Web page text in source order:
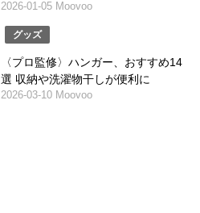
2026-01-05 Moovoo
グッズ
〈プロ監修〉ハンガー、おすすめ14
選 収納や洗濯物干しが便利に
2026-03-10 Moovoo